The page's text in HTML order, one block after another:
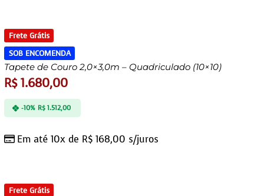
Frete Grátis
SOB ENCOMENDA
Tapete de Couro 2,0×3,0m – Quadriculado (10×10)
R$1.680,00
Em até 10x de R$ 168,00 s/juros
-10% R$1.512,00
Frete Grátis